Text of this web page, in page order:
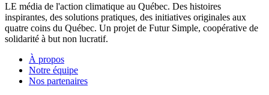
LE média de l'action climatique au Québec. Des histoires
inspirantes, des solutions pratiques, des initiatives originales aux
quatre coins du Québec. Un projet de Futur Simple, coopérative de
solidarité à but non lucratif.
À propos
Notre équipe
Nos partenaires